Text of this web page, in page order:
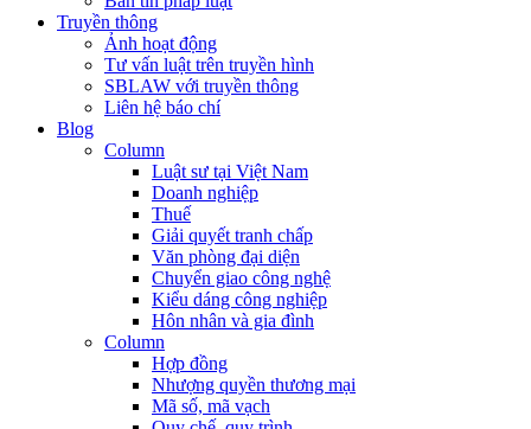
Truyền thông
Ảnh hoạt động
Tư vấn luật trên truyền hình
SBLAW với truyền thông
Liên hệ báo chí
Blog
Column
Luật sư tại Việt Nam
Doanh nghiệp
Thuế
Giải quyết tranh chấp
Văn phòng đại diện
Chuyển giao công nghệ
Kiểu dáng công nghiệp
Hôn nhân và gia đình
Column
Hợp đồng
Nhượng quyền thương mại
Mã số, mã vạch